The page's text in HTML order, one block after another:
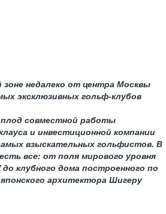
зоне недалеко от центра Москвы
эксклюзивных гольф-клубов
плод совместной работы
и инвестиционной компании
взыскательных гольфистов. В
все: от поля мирового уровня
до клубного дома построенного по
архитектора Шигеру